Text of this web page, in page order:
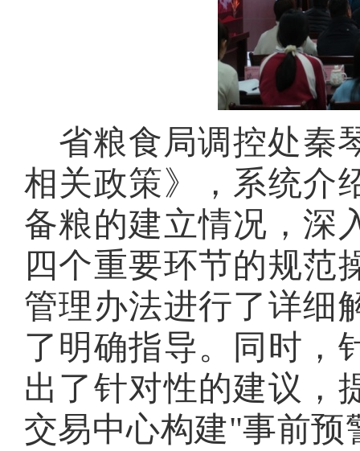
省粮食局调控处秦
相关政策》，系统介
备粮的建立情况，深
四个重要环节的规范
管理办法进行了详细
了明确指导。同时，
出了针对性的建议，
交易中心构建"事前预